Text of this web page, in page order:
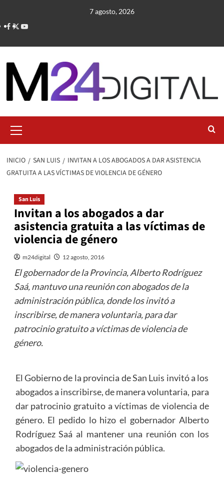
contenido
7 agosto, 2026
primario
INICIO SAN LUIS
INVITAN A LOS ABOGADOS A DAR ASISTENCIA
GRATUITA A LAS VÍCTIMAS DE VIOLENCIA DE GÉNERO
San Luis
Invitan a los abogados a dar
asistencia gratuita a las víctimas de
violencia de género
m24digital 12 agosto, 2016
El gobernador de la Provincia, Alberto Rodríguez
Saá, mantuvo una reunión con abogados de la
administración pública, donde los invitó a
inscribirse, de manera voluntaria, para dar
patrocinio gratuito a víctimas de violencia de
género.
El Gobierno de la provincia de San Luis invitó a los
abogados a inscribirse, de manera voluntaria, para
dar patrocinio gratuito a víctimas de violencia de
género. El pedido lo hizo el gobernador Alberto
Rodríguez Saá al mantener una reunión con los
abogados de la administración pública.